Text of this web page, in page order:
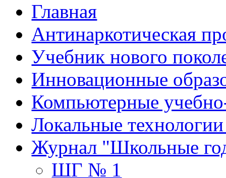
Главная
Антинаркотическая
Учебник нового
Инновационные
Компьютерные
Локальные
Журнал "Школьные
ШГ № 1